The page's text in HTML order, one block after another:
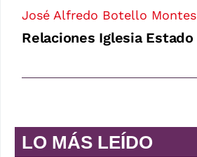
José Alfredo Botello Montes
Relaciones Iglesia Estado
LO MÁS LEÍDO